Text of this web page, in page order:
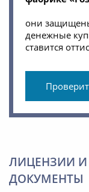
они
денежные
ставится
ЛИЦЕНЗИИ
ДОКУМЕНТЫ